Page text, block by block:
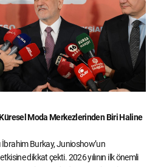
Küresel Moda Merkezlerinden Biri Haline
İbrahim Burkay, Junioshow’un
dikkat çekti. 2026 yılının ilk önemli